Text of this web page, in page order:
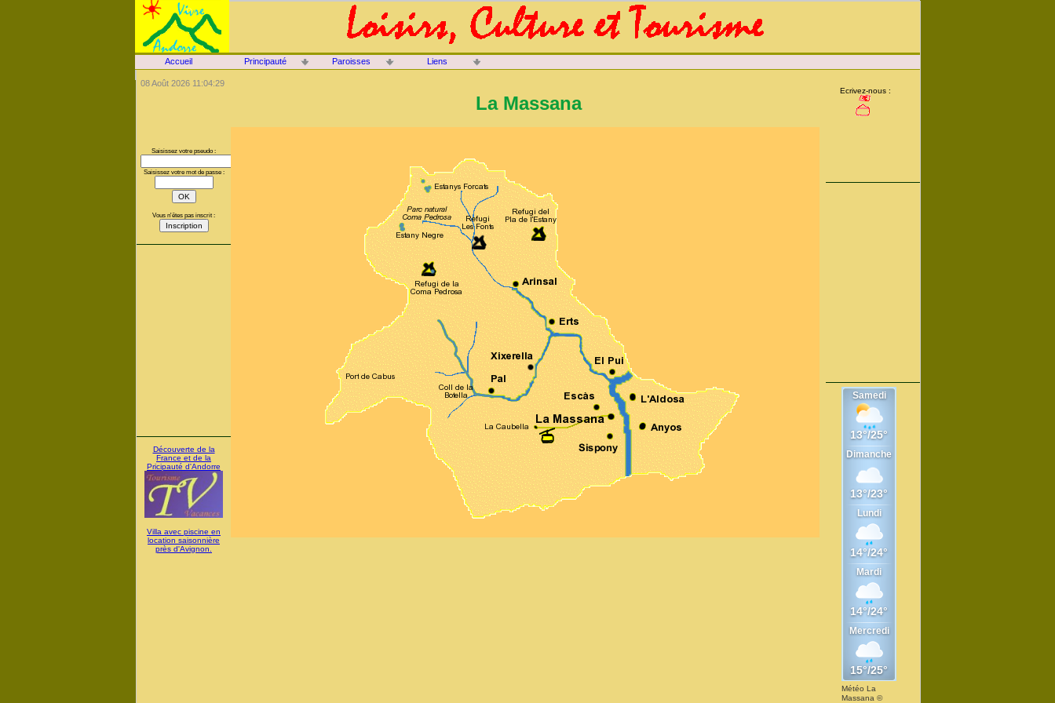
La Massana
Saisissez votre pseudo :
Saisissez votre mot de passe :
Vous n'êtes pas inscrit :
Découverte de la
France et de la
Pricipauté d'Andorre
Villa avec piscine en
location saisonnière
près d'Avignon.
Météo La
Massana ©
08 Août 2026 11:04:29
Ecrivez-nous :
Accueil Principauté Paroisses Liens